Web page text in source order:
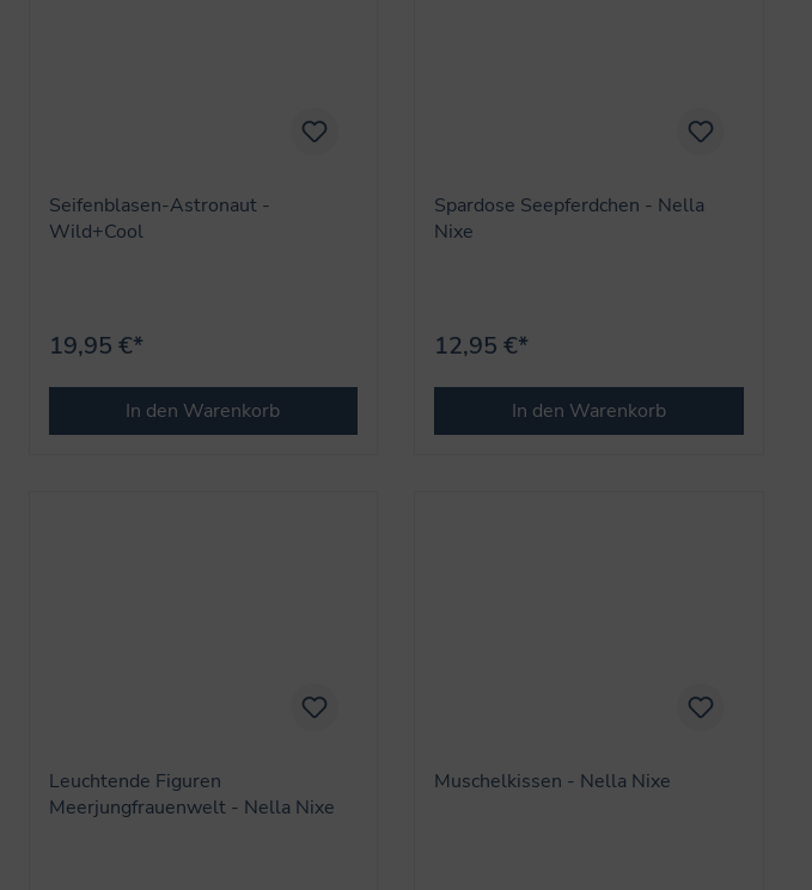
Seifenblasen-Astronaut -
Wild+Cool
19,95 €*
In den Warenkorb
Spardose Seepferdchen - Nella
Nixe
12,95 €*
In den Warenkorb
Leuchtende Figuren
Meerjungfrauenwelt - Nella Nixe
Muschelkissen - Nella Nixe